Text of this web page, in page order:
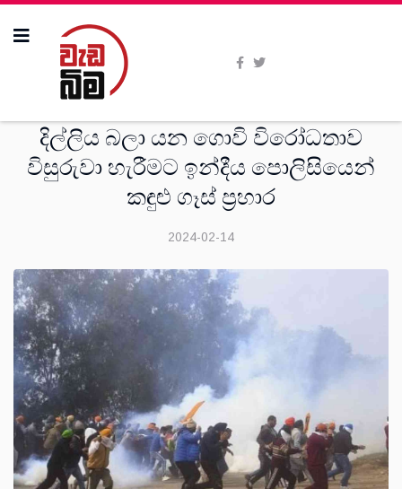
දිල්ලිය බලා යන ගොවි විරෝධතාව
විසුරුවා හැරීමට ඉන්දීය පොලිසියෙන්
කඳුළු ගෑස් ප්‍රහාර
2024-02-14